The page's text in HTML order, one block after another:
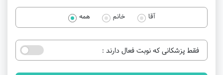
آقا خانم همه
فقط پزشکانی که نوبت فعال دارند :